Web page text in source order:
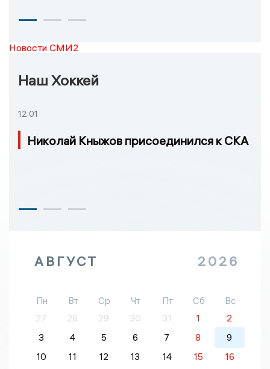
Новости СМИ2
Наш Хоккей
12:01
Николай Кныжов присоединился к СКА
АВГУСТ 2026
Пн Вт Ср Чт Пт Сб
Вс
27
28 29 30 31 1
2
3
4 5 6 7 8
9
10
11 12 13 14 15
16